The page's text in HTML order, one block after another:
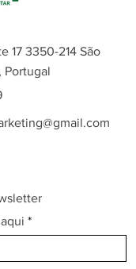
17 3350-214 São
Portugal